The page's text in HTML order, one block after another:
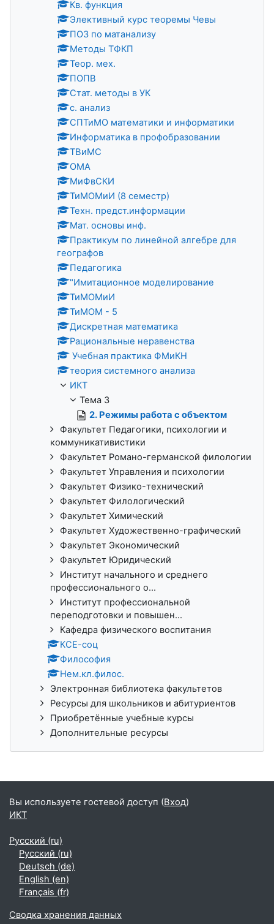
Кв. функция
Элективный курс теоремы Чевы
ПОЗ по матанализу
Методы ТФКП
Теор. мех.
ПОПВ
Стат. методы в УК
с. анализ
СПТиМО математики и информатики
Информатика в профобразовании
ТВиМС
ОМА
МиФвСКИ
ТиМОМиИ (8 семестр)
Техн. предст.информации
Мат. основы инф.
Практикум по линейной алгебре для
географов
Педагогика
"Имитационное моделирование
ТиМОМиИ
ТиМОМ - 5
Дискретная математика
Рациональные неравенства
Учебная практика ФМиКН
теория системного анализа
ИКТ
Тема 3
2. Режимы работа с объектом
Факультет Педагогики, психологии и
коммуникативистики
Факультет Романо-германской филологии
Факультет Управления и психологии
Факультет Физико-технический
Факультет Филологический
Факультет Химический
Факультет Художественно-графический
Факультет Экономический
Факультет Юридический
Институт начального и среднего
профессионального о...
Институт профессиональной
переподготовки и повышен...
Кафедра физического воспитания
КСЕ-соц
Философия
Нем.кл.филос.
Электронная библиотека факультетов
Ресурсы для школьников и абитуриентов
Приобретённые учебные курсы
Дополнительные ресурсы
Вы используете гостевой доступ (Вход)
ИКТ
Русский ‎(ru)‎
Русский ‎(ru)‎
Deutsch ‎(de)‎
English ‎(en)‎
Français ‎(fr)‎
Сводка хранения данных